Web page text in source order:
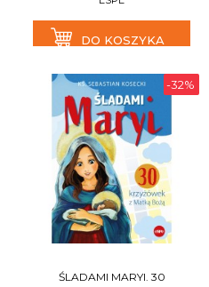
DO KOSZYKA
-32%
ŚLADAMI MARYI. 30